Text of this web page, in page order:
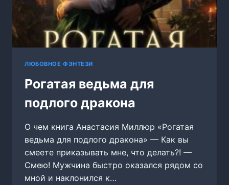
ЛЮБОВНОЕ ФЭНТЕЗИ
Рогатая ведьма для
подлого дракона
О чем книга Анастасия Миллюр «Рогатая
ведьма для подлого дракона» — Как вы
смеете приказывать мне, что делать?! —
Смею! Мужчина быстро оказался рядом со
мной и наклонился к…